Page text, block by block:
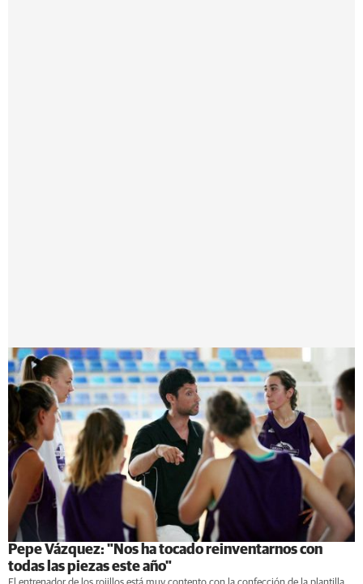
Pepe Vázquez: "Nos ha tocado reinventarnos con
todas las piezas este año"